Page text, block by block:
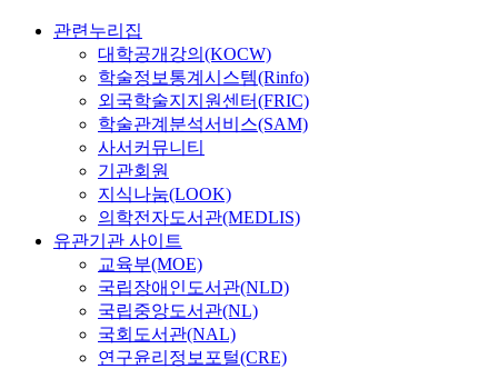
관련누리집
대학공개강의(KOCW)
학술정보통계시스템(Rinfo)
외국학술지지원센터(FRIC)
학술관계분석서비스(SAM)
사서커뮤니티
기관회원
지식나눔(LOOK)
의학전자도서관(MEDLIS)
유관기관 사이트
교육부(MOE)
국립장애인도서관(NLD)
국립중앙도서관(NL)
국회도서관(NAL)
연구윤리정보포털(CRE)